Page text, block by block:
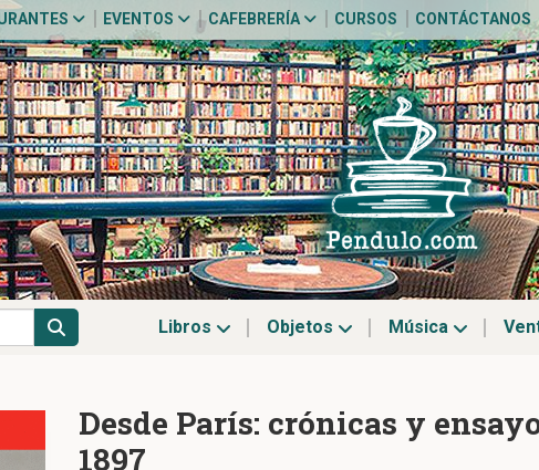
EVENTOS CAFEBRERÍA CURSOS CONTÁCTANOS
Libros Objetos Música
Desde París: crónicas y
1897